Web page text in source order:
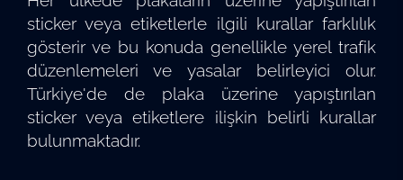
sticker veya etiketlerle ilgili kurallar farklılık
gösterir ve bu konuda genellikle yerel trafik
düzenlemeleri ve yasalar belirleyici olur.
Türkiye'de de plaka üzerine yapıştırılan
sticker veya etiketlere ilişkin belirli kurallar
bulunmaktadır.